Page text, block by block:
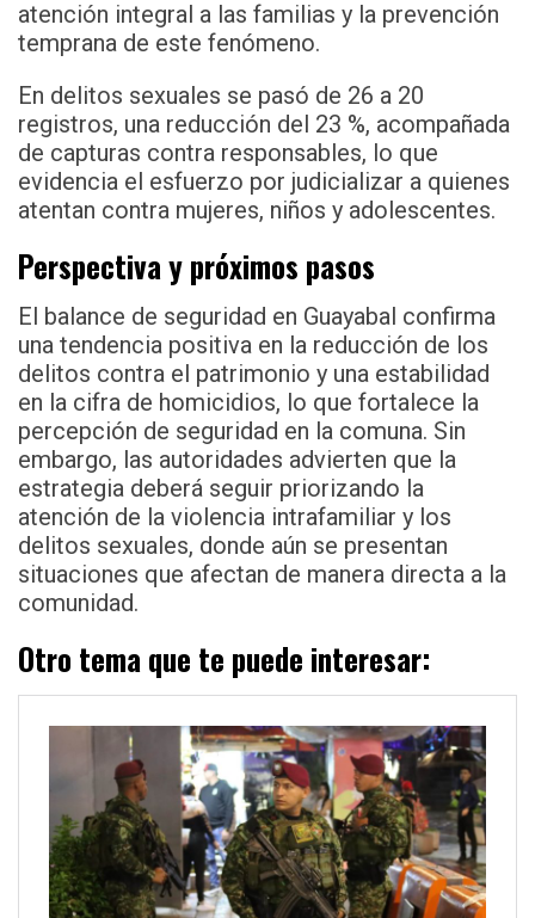
atención integral a las familias y la prevención
temprana de este fenómeno.
En delitos sexuales se pasó de 26 a 20
registros, una reducción del 23 %, acompañada
de capturas contra responsables, lo que
evidencia el esfuerzo por judicializar a quienes
atentan contra mujeres, niños y adolescentes.
Perspectiva y próximos pasos
El balance de seguridad en Guayabal confirma
una tendencia positiva en la reducción de los
delitos contra el patrimonio y una estabilidad
en la cifra de homicidios, lo que fortalece la
percepción de seguridad en la comuna. Sin
embargo, las autoridades advierten que la
estrategia deberá seguir priorizando la
atención de la violencia intrafamiliar y los
delitos sexuales, donde aún se presentan
situaciones que afectan de manera directa a la
comunidad.
Otro tema que te puede interesar: